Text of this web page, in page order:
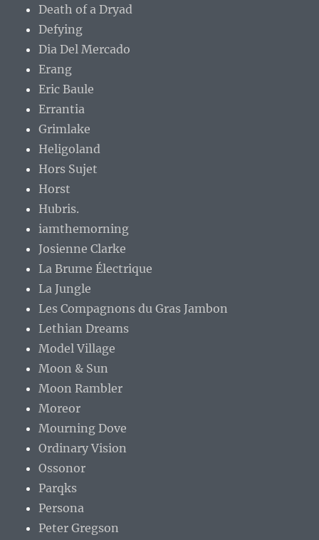
Death of a Dryad
Defying
Dia Del Mercado
Erang
Eric Baule
Errantia
Grimlake
Heligoland
Hors Sujet
Horst
Hubris.
iamthemorning
Josienne Clarke
La Brume Électrique
La Jungle
Les Compagnons du Gras Jambon
Lethian Dreams
Model Village
Moon & Sun
Moon Rambler
Moreor
Mourning Dove
Ordinary Vision
Ossonor
Parqks
Persona
Peter Gregson